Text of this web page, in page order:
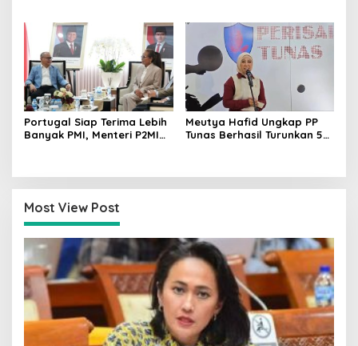
Pengawasan Kualitas BBM
Portugal Siap Terima Lebih
Banyak PMI, Menteri P2MI
Meutya Hafid Ungkap PP
Tunas Berhasil Turunkan 5
Most View Post